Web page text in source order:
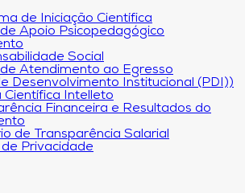
de Iniciação Científica
de Apoio Psicopedagógico
Social
de Atendimento ao Egresso
Desenvolvimento Institucional (PDI))
Científica Intelleto
Financeira e Resultados do
de Transparência Salarial
de Privacidade